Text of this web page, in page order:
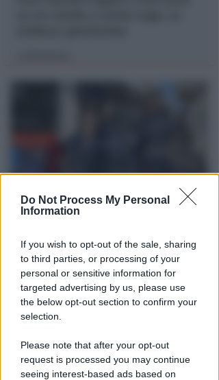
Do Not Process My Personal
Information
If you wish to opt-out of the sale, sharing
to third parties, or processing of your
personal or sensitive information for
targeted advertising by us, please use
the below opt-out section to confirm your
selection.
Please note that after your opt-out
request is processed you may continue
seeing interest-based ads based on
VITTIMA UN ANZIANO RIMINESE
arrestati grazie all'occhio
esperto di un agente
diLamberto Abbati